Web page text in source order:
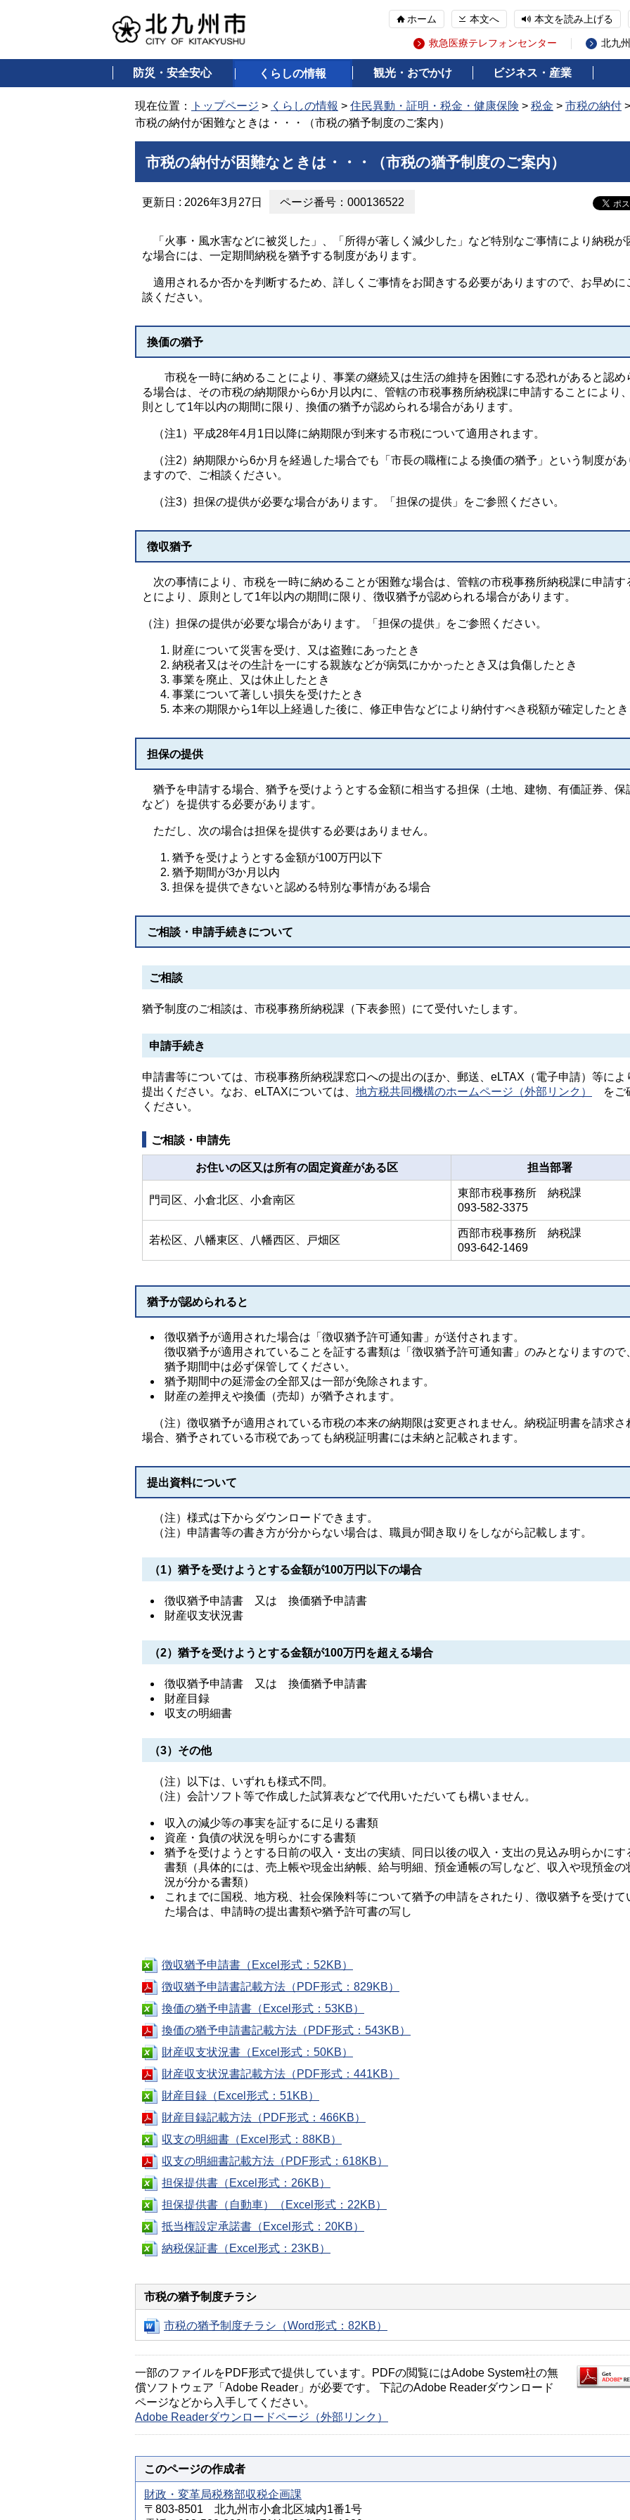
ホーム 本文へ 本文を読み上げる
救急医療テレフォンセンター 北九
防災・安全安心 くらしの情報 観光・おでかけ ビジネス・産業
現在位置： トップページ > くらしの情報 > 住民異動・証明・税金・健康保険 > 税金 > 市税の納付
市税の納付が困難なときは・・・（市税の猶予制度のご案内）
市税の納付が困難なときは・・・（市税の猶予制度のご案内）
更新日 : 2026年3月27日 ページ番号：000136522
「火事・風水害などに被災した」、「所得が著しく減少した」など特別なご事情により納税が
な場合には、一定期間納税を猶予する制度があります。
適用されるか否かを判断するため、詳しくご事情をお聞きする必要がありますので、お早めに
談ください。
換価の猶予
市税を一時に納めることにより、事業の継続又は生活の維持を困難にする恐れがあると認め
る場合は、その市税の納期限から6か月以内に、管轄の市税事務所納税課に申請することにより
則として1年以内の期間に限り、換価の猶予が認められる場合があります。
（注1）平成28年4月1日以降に納期限が到来する市税について適用されます。
（注2）納期限から6か月を経過した場合でも「市長の職権による換価の猶予」という制度があ
ますので、ご相談ください。
（注3）担保の提供が必要な場合があります。「担保の提供」をご参照ください。
徴収猶予
次の事情により、市税を一時に納めることが困難な場合は、管轄の市税事務所納税課に申請す
とにより、原則として1年以内の期間に限り、徴収猶予が認められる場合があります。
（注）担保の提供が必要な場合があります。「担保の提供」をご参照ください。
財産について災害を受け、又は盗難にあったとき
納税者又はその生計を一にする親族などが病気にかかったとき又は負傷したとき
事業を廃止、又は休止したとき
事業について著しい損失を受けたとき
本来の期限から1年以上経過した後に、修正申告などにより納付すべき税額が確定したとき
担保の提供
猶予を申請する場合、猶予を受けようとする金額に相当する担保（土地、建物、有価証券、保
など）を提供する必要があります。
ただし、次の場合は担保を提供する必要はありません。
猶予を受けようとする金額が100万円以下
猶予期間が3か月以内
担保を提供できないと認める特別な事情がある場合
ご相談・申請手続きについて
ご相談
猶予制度のご相談は、市税事務所納税課（下表参照）にて受付いたします。
申請手続き
申請書等については、市税事務所納税課窓口への提出のほか、郵送、eLTAX（電子申請）等によ
提出ください。なお、eLTAXについては、 地方税共同機構のホームページ（外部リンク）
をご
ください。
ご相談・申請先
お住いの区又は所有の固定資産がある区 担当部署
門司区、小倉北区、小倉南区
東部市税事務所 納税課
093-582-3375
若松区、八幡東区、八幡西区、戸畑区
西部市税事務所 納税課
093-642-1469
猶予が認められると
徴収猶予が適用された場合は「徴収猶予許可通知書」が送付されます。
徴収猶予が適用されていることを証する書類は「徴収猶予許可通知書」のみとなりますので
猶予期間中は必ず保管してください。
猶予期間中の延滞金の全部又は一部が免除されます。
財産の差押えや換価（売却）が猶予されます。
（注）徴収猶予が適用されている市税の本来の納期限は変更されません。納税証明書を請求さ
場合、猶予されている市税であっても納税証明書には未納と記載されます。
提出資料について
（注）様式は下からダウンロードできます。
（注）申請書等の書き方が分からない場合は、職員が聞き取りをしながら記載します。
（1）猶予を受けようとする金額が100万円以下の場合
徴収猶予申請書 又は 換価猶予申請書
財産収支状況書
（2）猶予を受けようとする金額が100万円を超える場合
徴収猶予申請書 又は 換価猶予申請書
財産目録
収支の明細書
（3）その他
（注）以下は、いずれも様式不問。
（注）会計ソフト等で作成した試算表などで代用いただいても構いません。
収入の減少等の事実を証するに足りる書類
資産・負債の状況を明らかにする書類
猶予を受けようとする日前の収入・支出の実績、同日以後の収入・支出の見込み明らかにす
書類（具体的には、売上帳や現金出納帳、給与明細、預金通帳の写しなど、収入や現預金の
況が分かる書類）
これまでに国税、地方税、社会保険料等について猶予の申請をされたり、徴収猶予を受けて
た場合は、申請時の提出書類や猶予許可書の写し
徴収猶予申請書（Excel形式：52KB）
徴収猶予申請書記載方法（PDF形式：829KB）
換価の猶予申請書（Excel形式：53KB）
換価の猶予申請書記載方法（PDF形式：543KB）
財産収支状況書（Excel形式：50KB）
財産収支状況書記載方法（PDF形式：441KB）
財産目録（Excel形式：51KB）
財産目録記載方法（PDF形式：466KB）
収支の明細書（Excel形式：88KB）
収支の明細書記載方法（PDF形式：618KB）
担保提供書（Excel形式：26KB）
担保提供書（自動車）（Excel形式：22KB）
抵当権設定承諾書（Excel形式：20KB）
納税保証書（Excel形式：23KB）
市税の猶予制度チラシ
市税の猶予制度チラシ（Word形式：82KB）
一部のファイルをPDF形式で提供しています。PDFの閲覧にはAdobe System社の無
償ソフトウェア「Adobe Reader」が必要です。 下記のAdobe Readerダウンロード
ページなどから入手してください。
Adobe Readerダウンロードページ（外部リンク）
このページの作成者
財政・変革局税務部収税企画課
〒803-8501 北九州市小倉北区城内1番1号